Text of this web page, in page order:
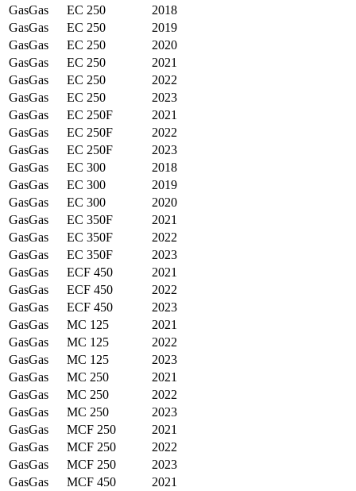
GasGas
EC 250
2018
GasGas
EC 250
2019
GasGas
EC 250
2020
GasGas
EC 250
2021
GasGas
EC 250
2022
GasGas
EC 250
2023
GasGas
EC 250F
2021
GasGas
EC 250F
2022
GasGas
EC 250F
2023
GasGas
EC 300
2018
GasGas
EC 300
2019
GasGas
EC 300
2020
GasGas
EC 350F
2021
GasGas
EC 350F
2022
GasGas
EC 350F
2023
GasGas
ECF 450
2021
GasGas
ECF 450
2022
GasGas
ECF 450
2023
GasGas
MC 125
2021
GasGas
MC 125
2022
GasGas
MC 125
2023
GasGas
MC 250
2021
GasGas
MC 250
2022
GasGas
MC 250
2023
GasGas
MCF 250
2021
GasGas
MCF 250
2022
GasGas
MCF 250
2023
GasGas
MCF 450
2021